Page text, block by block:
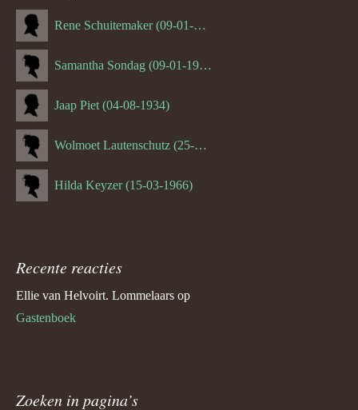
Rene Schuitemaker (09-01-1970)
Samantha Sondag (09-01-1993)
Jaap Piet (04-08-1934)
Wolmoet Lautenschutz (25-07-1933)
Hilda Keyzer (15-03-1966)
Recente reacties
Ellie van Helvoirt. Lommelaars op
Gastenboek
Zoeken in pagina’s